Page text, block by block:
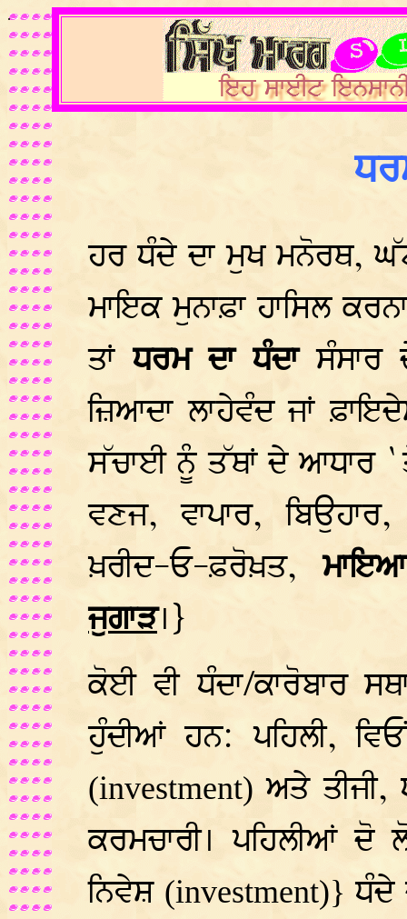
.
ਹਰ ਧੰਦੇ ਦਾ ਮੁਖ ਮਨੋਰਥ,
ਮਾਇਕ ਮੁਨਾਫ਼ਾ ਹਾਸਿਲ
ਤਾਂ ਧਰਮ ਦਾ ਧੰਦਾਸੰਸਾਰ
ਜ਼ਿਆਦਾ ਲਾਹੇਵੰਦ ਜਾਂ
ਸੱਚਾਈ ਨੂੰ ਤੱਥਾਂ ਦੇ ਆਧਾਰ
ਵਣਜ, ਵਾਪਾਰ,
ਖ਼ਰੀਦ-ਓ-ਫ਼ਰੋਖ਼ਤ,
ਜੁਗਾੜ।}
ਕੋਈ ਵੀ ਧੰਦਾ/ਕਾਰੋਬਾਰ
ਹੁੰਦੀਆਂ ਹਨ: ਪਹਿਲੀ,
(investment) ਅਤੇ ਤੀਜੀ,
ਕਰਮਚਾਰੀ। ਪਹਿਲੀਆਂ ਦੋ
ਨਿਵੇਸ਼ (investment)} ਧੰਦੇ